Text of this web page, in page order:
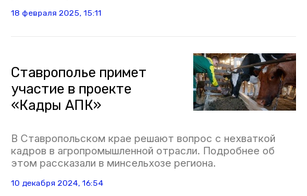
18 февраля 2025, 15:11
Ставрополье примет
участие в проекте
«Кадры АПК»
В Ставропольском крае решают вопрос с нехваткой
кадров в агропромышленной отрасли. Подробнее об
этом рассказали в минсельхозе региона.
10 декабря 2024, 16:54